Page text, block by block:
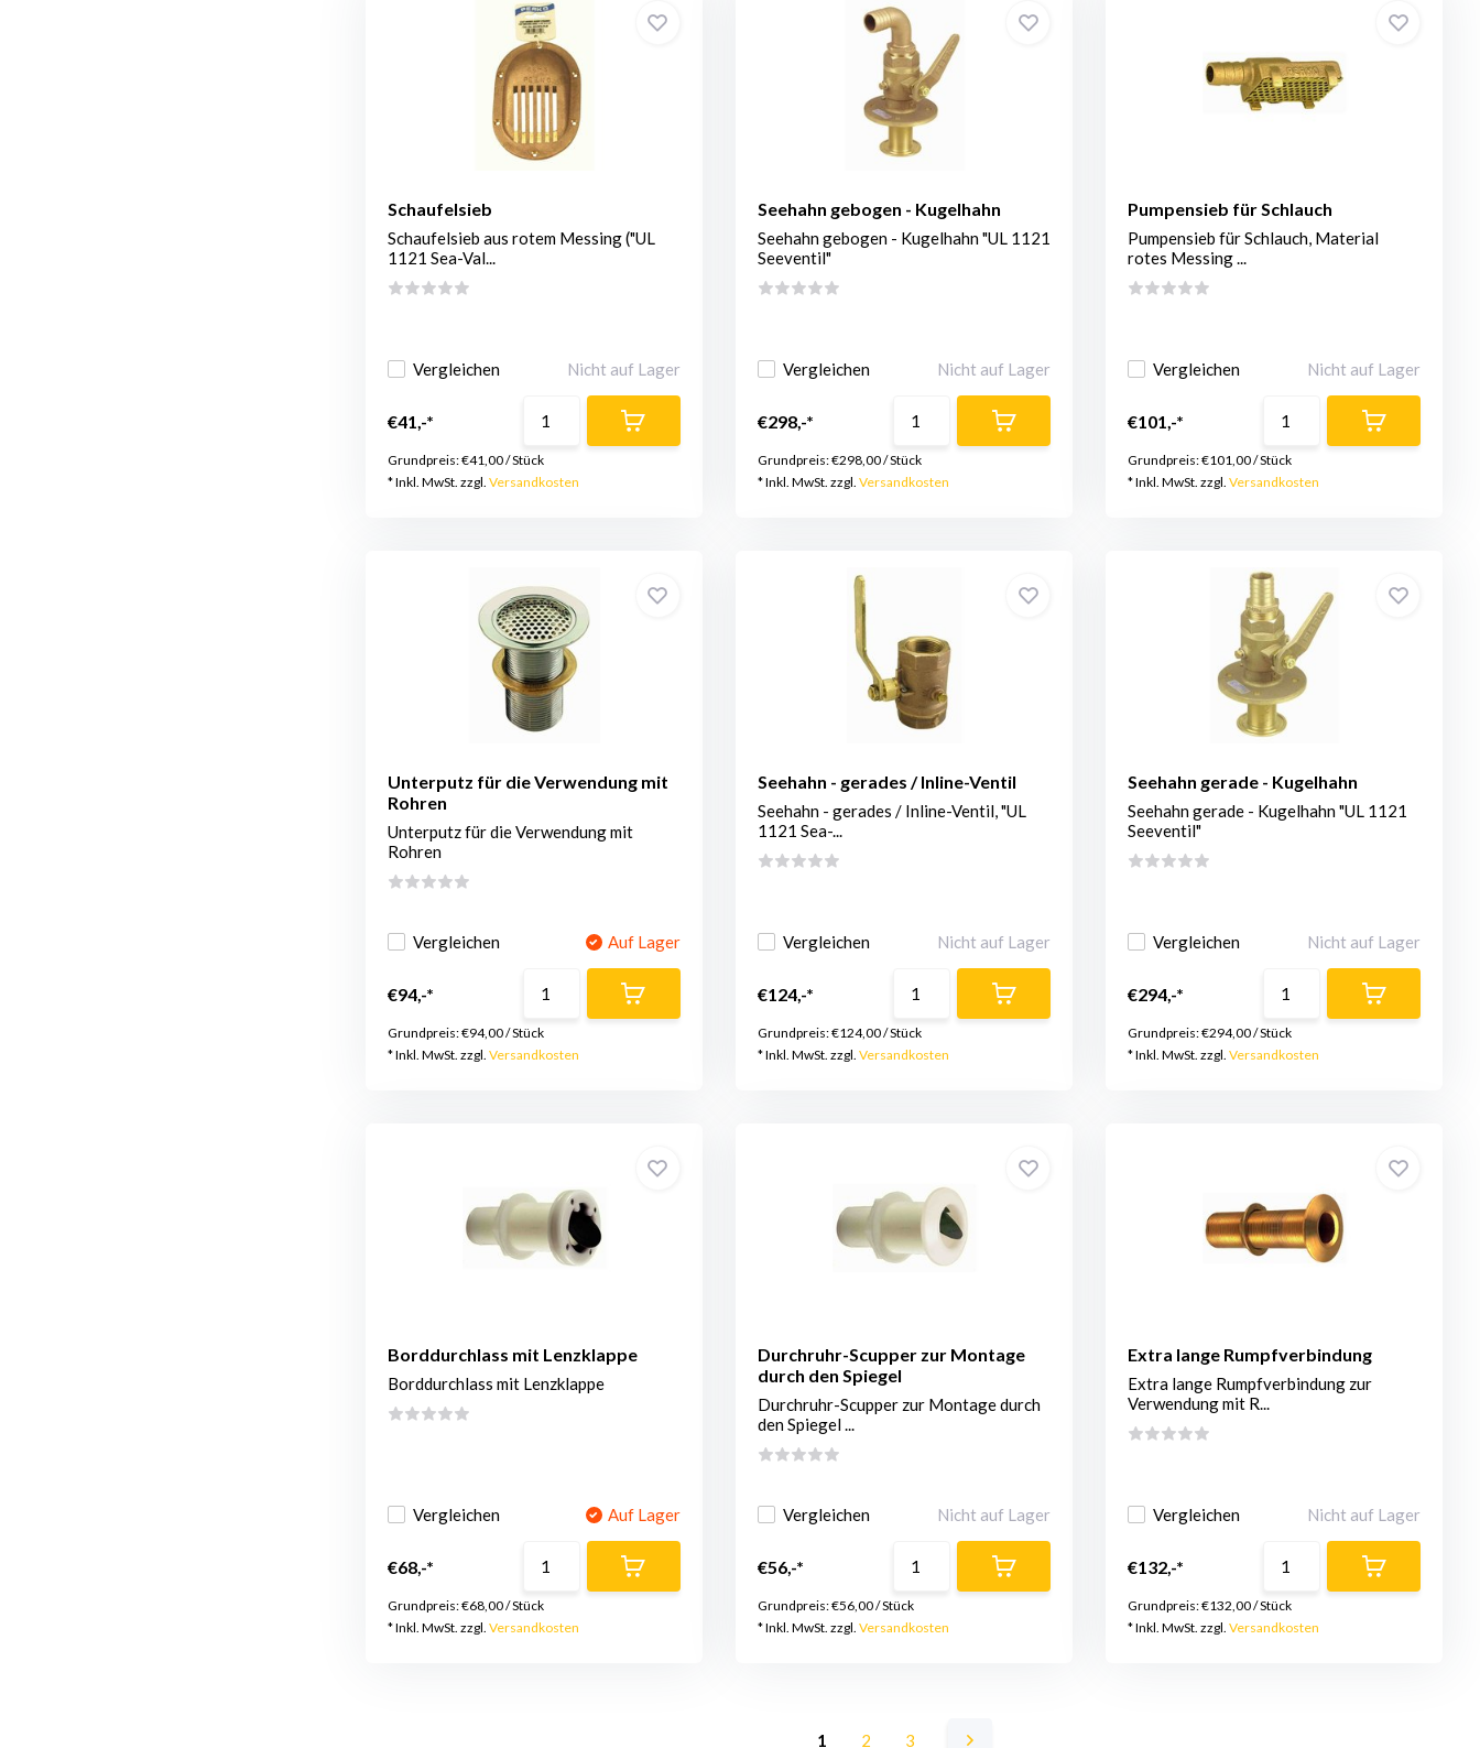
Schaufelsieb
Schaufelsieb aus rotem Messing ("UL
1121 Sea-Val...
Vergleichen Nicht auf Lager
€41,-*
Grundpreis:€41,00/Stück
* Inkl. MwSt. zzgl. Versandkosten
Seehahn gebogen - Kugelhahn
Seehahn gebogen - Kugelhahn "UL 1121
Seeventil"
Vergleichen Nicht auf Lager
€298,-*
Grundpreis:€298,00/Stück
* Inkl. MwSt. zzgl. Versandkosten
Pumpensieb für Schlauch
Pumpensieb für Schlauch, Material
rotes Messing ...
Vergleichen Nicht auf Lager
€101,-*
Grundpreis:€101,00/Stück
* Inkl. MwSt. zzgl.Versandkosten
Unterputz für die Verwendung mit
Rohren
Unterputz für die Verwendung mit
Rohren
Vergleichen Auf Lager
€94,-*
Grundpreis:€94,00/Stück
* Inkl. MwSt. zzgl. Versandkosten
Seehahn - gerades / Inline-Ventil
Seehahn - gerades / Inline-Ventil, "UL
1121 Sea-...
Vergleichen Nicht auf Lager
€124,-*
Grundpreis:€124,00/Stück
* Inkl. MwSt. zzgl. Versandkosten
Seehahn gerade - Kugelhahn
Seehahn gerade - Kugelhahn "UL 1121
Seeventil"
Vergleichen Nicht auf Lager
€294,-*
Grundpreis:€294,00/Stück
* Inkl. MwSt. zzgl.Versandkosten
Borddurchlass mit Lenzklappe
Borddurchlass mit Lenzklappe
Vergleichen Auf Lager
€68,-*
Grundpreis:€68,00/Stück
* Inkl. MwSt. zzgl. Versandkosten
Durchruhr-Scupper zur Montage
durch den Spiegel
Durchruhr-Scupper zur Montage durch
den Spiegel ...
Vergleichen Nicht auf Lager
€56,-*
Grundpreis:€56,00/Stück
* Inkl. MwSt. zzgl. Versandkosten
Extra lange Rumpfverbindung
Extra lange Rumpfverbindung zur
Verwendung mit R...
Vergleichen Nicht auf Lager
€132,-*
Grundpreis:€132,00/Stück
* Inkl. MwSt. zzgl.Versandkosten
1 2 3